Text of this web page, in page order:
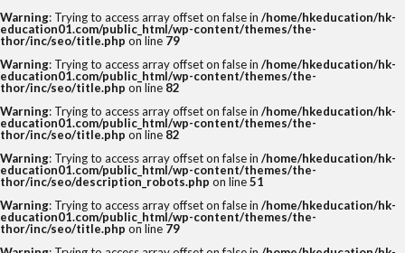
Warning: Trying to access array offset on false in /home/hkeducation/hk-
education01.com/public_html/wp-content/themes/the-
thor/inc/seo/title.php on line 79
Warning: Trying to access array offset on false in /home/hkeducation/hk-
education01.com/public_html/wp-content/themes/the-
thor/inc/seo/title.php on line 82
Warning: Trying to access array offset on false in /home/hkeducation/hk-
education01.com/public_html/wp-content/themes/the-
thor/inc/seo/title.php on line 82
Warning: Trying to access array offset on false in /home/hkeducation/hk-
education01.com/public_html/wp-content/themes/the-
thor/inc/seo/description_robots.php on line51
Warning: Trying to access array offset on false in /home/hkeducation/hk-
education01.com/public_html/wp-content/themes/the-
thor/inc/seo/title.php on line 79